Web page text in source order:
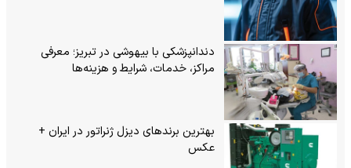
دندانپزشکی با بیهوشی در تبریز؛ معرفی
مراکز، خدمات، شرایط و هزینه‌ها
بهترین برندهای دیزل ژنراتور در ایران +
عکس